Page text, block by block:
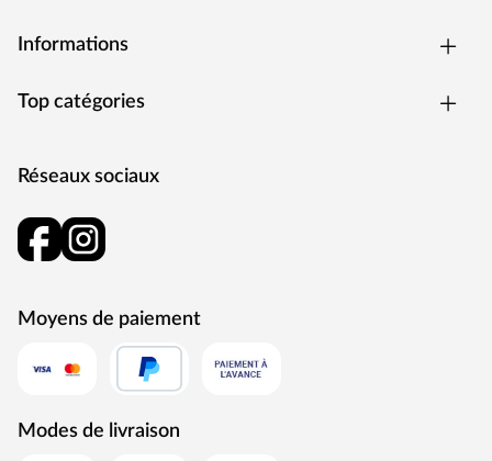
Informations
Top catégories
Réseaux sociaux
Moyens de paiement
Modes de livraison